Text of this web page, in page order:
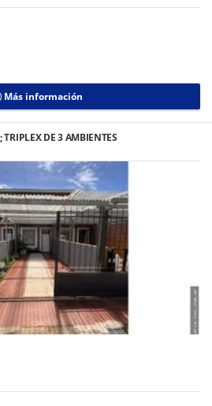
Más información
TRIPLEX DE 3 AMBIENTES